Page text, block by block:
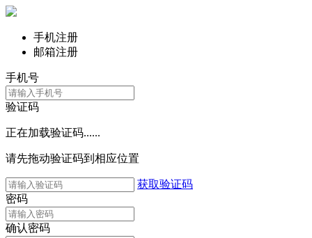
手机注册
邮箱注册
手机号
验证码
正在加载验证码......
请先拖动验证码到相应位置
获取验证码
密码
确认密码